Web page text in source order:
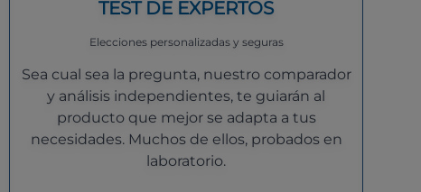
TEST DE EXPERTOS
Elecciones personalizadas y seguras
Sea cual sea la pregunta, nuestro comparador
y análisis independientes, te guiarán al
producto que mejor se adapta a tus
necesidades. Muchos de ellos, probados en
laboratorio.